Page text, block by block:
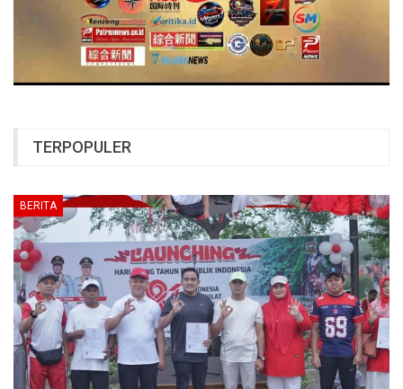
TERPOPULER
BERITA